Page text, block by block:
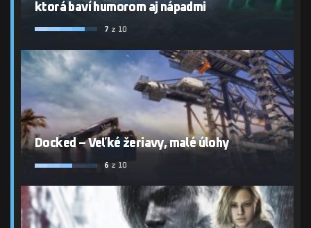
ktorá baví humorom aj nápadmi
7 z 10
Docked – Veľké žeriavy, malé úlohy
6 z 10